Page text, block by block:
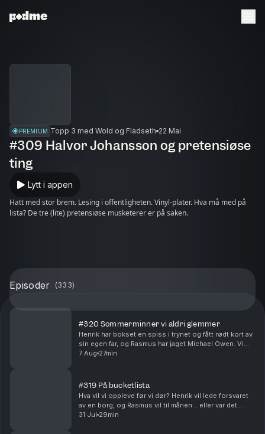
PREMIUM Topp 3 med Wold og Fladseth 22 Mai
#309 Halvor Johansson og pretensiøse
ting
Lytt i appen
Hatt med stor brem. Lesing i offentligheten. Vinyl-plater. Hva må med på
lista? De tre (lite) pretensiøse musketerer er på saken.
Episoder (333)
#320 Sommerminner vi aldri glemmer
Henrik har bokset en spiss i trynet og fått rødt kort av
sin egen far, og Rasmus har jaget Michael Owen. Vi
mimrer tilbake til somrene vi aldri glemmer og noen
7 Aug 27min
#319 På bucketlista
Hva vil vi oppleve før vi dør? Henrik vil lede forsvaret
av en borg, og Rasmus vil til månen… eller var det
Mars? Dream big or go home!
31 Jul 29min